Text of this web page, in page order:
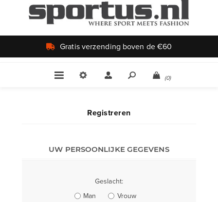
Gratis verzending boven de €60
(0)
Registreren
UW PERSOONLIJKE GEGEVENS
Geslacht:
Man
Vrouw